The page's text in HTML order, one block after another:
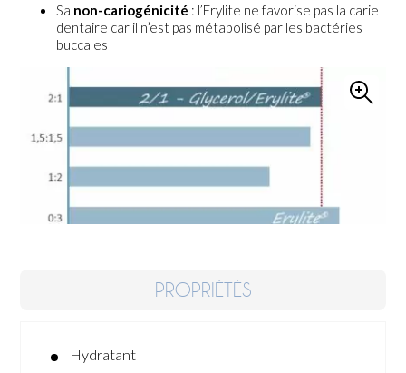
Sa non-cariogénicité : l’Erylite ne favorise pas la carie
dentaire car il n’est pas métabolisé par les bactéries
buccales
PROPRIÉTÉS
Hydratant